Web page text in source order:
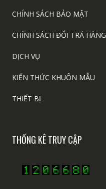
CHÍNH SÁCH BẢO MẬT
CHÍNH SÁCH ĐỔI TRẢ HÀNG
DỊCH VỤ
KIẾN THỨC KHUÔN MẪU
THIẾT BỊ
THỐNG KÊ TRUY CẬP